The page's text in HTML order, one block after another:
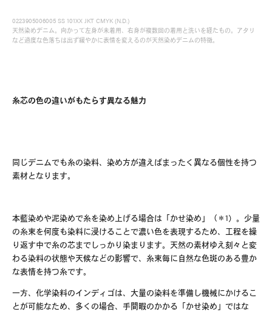
Topics
0223905006005 SS 101XX JKT CMYK (N.D.)
天然染めデニム。向かって左身が未着用、右身が複数回の着用と洗いを経たもの。アタリ
など過度な色落ちは出ず緩やかに表情を変えるのが天然染めデニムの特徴。
糸芯の色の違いがもたらす異なる魅力
同じデニムでも糸の染料、染め方が違えばまったく異なる個性を持つ
素材となります。
本藍染めや泥染めで糸を染め上げる場合は「かせ染め」（＊1）。少量
の糸束を何度も染料に浸けることで濃い色を表現するため、工程を繰
り返す中で糸の芯までしっかり染まります。天然の素材ゆえ刻々と変
わる染料の状態や天候などの影響で、糸束毎に自然な色斑のある豊か
な表情を持つ糸です。
一方、化学染料のインディゴは、大量の染料を準備し機械にかけるこ
とが可能なため、多くの場合、手間暇のかかる「かせ染め」ではな